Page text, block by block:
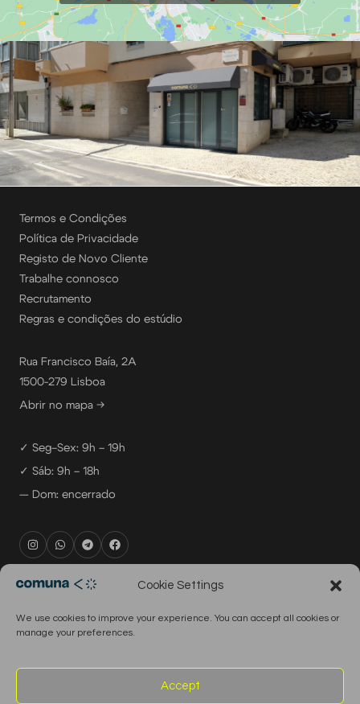
Cookie Settings
We use cookies to improve your experience. You can accept all cookies or
manage your preferences.
Accept
Termos e Condições
Política de Privacidade
Registo de Novo Cliente
Trabalhe connosco
Recrutamento
Regras e condições do estúdio
Rua Francisco Baía, 2A
1500-279 Lisboa
Abrir no mapa →
✓ Seg–Sex: 9h – 19h
✓ Sáb: 9h – 18h
— Dom: encerrado
rental@comuna.pt
production@comuna.pt